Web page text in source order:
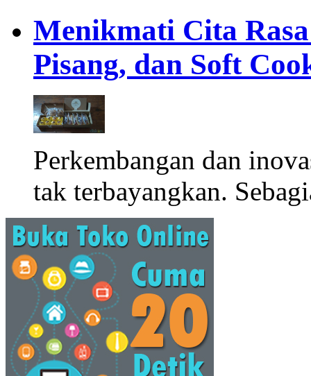
Menikmati Cita
Pisang, dan Soft
Perkembangan dan
tak terbayangkan.